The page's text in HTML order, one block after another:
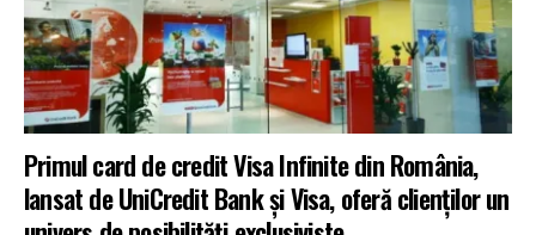
Primul card de credit Visa Infinite din România,
lansat de UniCredit Bank și Visa, oferă clienților un